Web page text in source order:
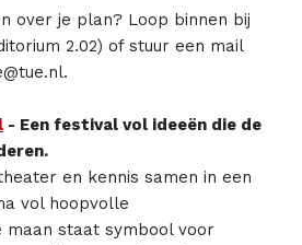
over je plan? Loop binnen bij
2.02) of stuur een mail
- Een festival vol ideeën die de
en kennis samen in een
vol hoopvolle
staat symbool voor